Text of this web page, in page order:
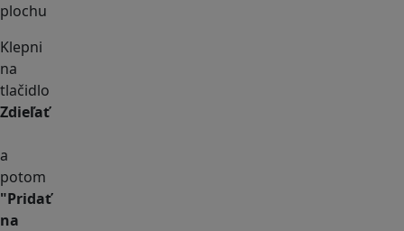
plochu
Klepni
na
tlačidlo
Zdieľať
a
potom
"Pridať
na